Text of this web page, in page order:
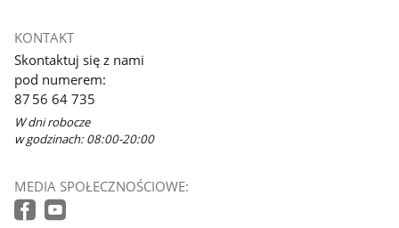
KONTAKT
Skontaktuj się z nami
pod numerem:
87 56 64 735
W dni robocze
w godzinach: 08:00-20:00
MEDIA SPOŁECZNOŚCIOWE: